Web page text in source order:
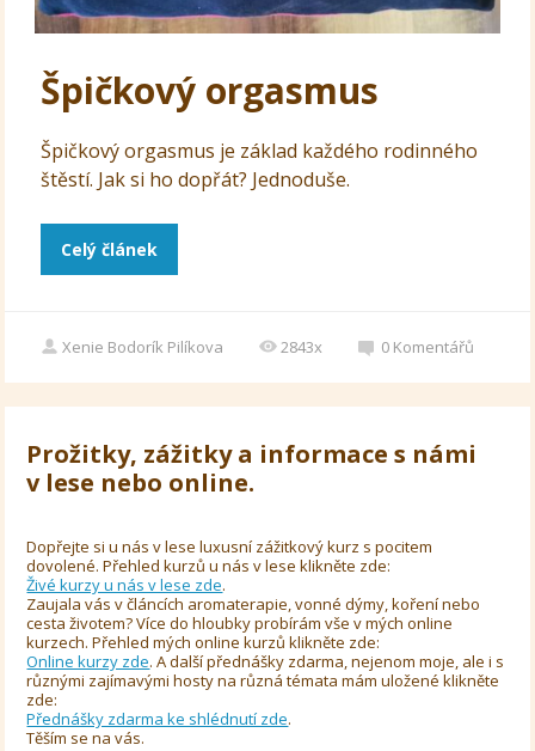
Špičkový orgasmus
Špičkový orgasmus je základ každého rodinného
štěstí. Jak si ho dopřát? Jednoduše.
Celý článek
Xenie Bodorík Pilíkova 2843x 0 Komentářů
Prožitky, zážitky a informace s námi
v lese nebo online.
Dopřejte si u nás v lese luxusní zážitkový kurz s pocitem
dovolené. Přehled kurzů u nás v lese klikněte zde:
Živé kurzy u nás v lese zde.
Zaujala vás v článcích aromaterapie, vonné dýmy, koření nebo
cesta životem? Více do hloubky probírám vše v mých online
kurzech. Přehled mých online kurzů klikněte zde:
Online kurzy zde. A další přednášky zdarma, nejenom moje, ale i s
různými zajímavými hosty na různá témata mám uložené klikněte
zde:
Přednášky zdarma ke shlédnutí zde.
Těším se na vás.